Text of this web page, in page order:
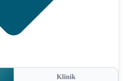
Klinik